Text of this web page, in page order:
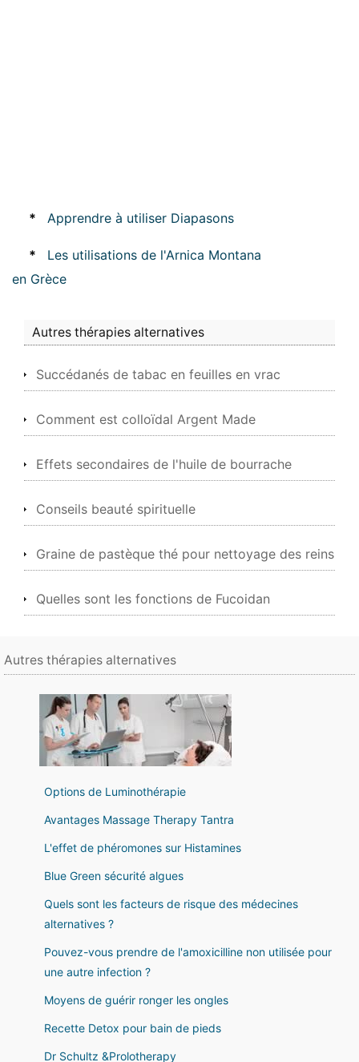
* Apprendre à utiliser Diapasons
*
Les utilisations de l'Arnica Montana
en Grèce
Autres thérapies alternatives
Succédanés de tabac en feuilles en vrac
Comment est colloïdal Argent Made
Effets secondaires de l'huile de bourrache
Conseils beauté spirituelle
Graine de pastèque thé pour nettoyage des reins
Quelles sont les fonctions de Fucoidan
Autres thérapies alternatives
Options de Luminothérapie
Avantages Massage Therapy Tantra
L'effet de phéromones sur Histamines
Blue Green sécurité algues
Quels sont les facteurs de risque des médecines
alternatives ?
Pouvez-vous prendre de l'amoxicilline non utilisée pour
une autre infection ?
Moyens de guérir ronger les ongles
Recette Detox pour bain de pieds
Dr Schultz &Prolotherapy